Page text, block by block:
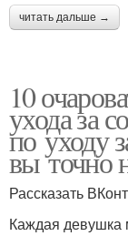
читать дальше →
10
ухода за
по уходу
вы точно
Рассказать
Каждая девушка